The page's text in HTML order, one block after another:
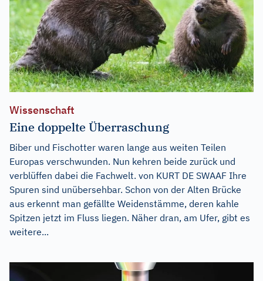
Wissenschaft
Eine doppelte Überraschung
Biber und Fischotter waren lange aus weiten Teilen
Europas verschwunden. Nun kehren beide zurück und
verblüffen dabei die Fachwelt. von KURT DE SWAAF Ihre
Spuren sind unübersehbar. Schon von der Alten Brücke
aus erkennt man gefällte Weidenstämme, deren kahle
Spitzen jetzt im Fluss liegen. Näher dran, am Ufer, gibt es
weitere...